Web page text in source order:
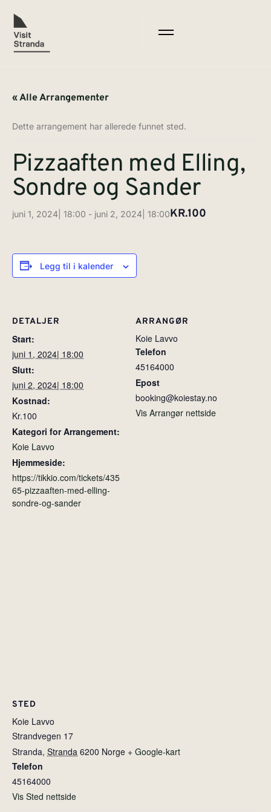
« Alle Arrangementer
Dette arrangement har allerede funnet sted.
Pizzaaften med Elling,
Sondre og Sander
juni 1, 2024| 18:00 - juni 2, 2024| 18:00KR.100
Legg til i kalender
DETALJER
Start:
juni 1, 2024| 18:00
Slutt:
juni 2, 2024| 18:00
Kostnad:
Kr.100
Kategori for Arrangement:
Koie Lavvo
Hjemmeside:
https://tikkio.com/tickets/435
65-pizzaaften-med-elling-
sondre-og-sander
ARRANGØR
Koie Lavvo
Telefon
45164000
Epost
booking@koiestay.no
Vis Arrangør nettside
STED
Koie Lavvo
Strandvegen 17
Stranda, Stranda 6200 Norge + Google-kart
Telefon
45164000
Vis Sted nettside